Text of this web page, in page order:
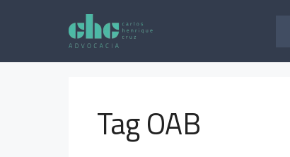
Tag OAB